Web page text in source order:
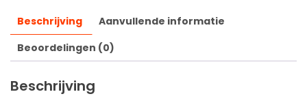
Beschrijving
Aanvullende informatie
Beoordelingen (0)
Beschrijving